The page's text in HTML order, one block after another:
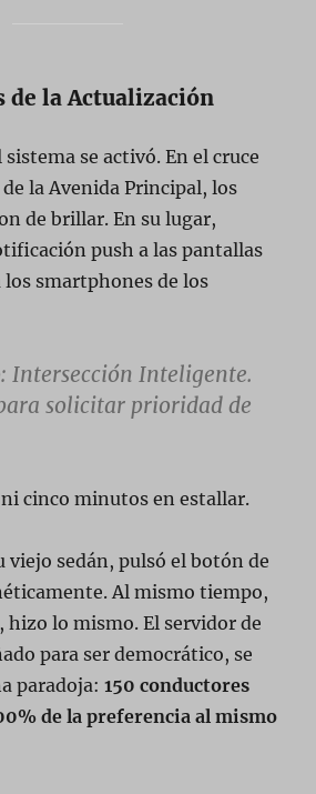
de la Actualización
se activó. En el cruce
la Avenida Principal, los
de brillar. En su lugar,
push a las pantallas
los smartphones de los
Intersección Inteligente.
solicitar prioridad de
cinco minutos en estallar.
viejo sedán, pulsó el botón de
Al mismo tiempo,
hizo lo mismo. El servidor de
para ser democrático, se
paradoja:150 conductores
de la preferencia al mismo